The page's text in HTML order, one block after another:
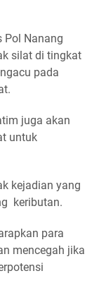
Pol Nanang
silat di tingkat
pada
juga akan
untuk
kejadian yang
keributan.
para
mencegah jika